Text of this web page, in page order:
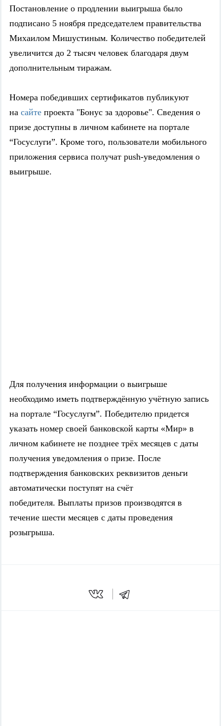
Постановление о продлении выигрыша было
подписано 5 ноября председателем правительства
Михаилом Мишустиным. Количество победителей
увеличится до 2 тысяч человек благодаря двум
дополнительным тиражам.
Номера победивших сертификатов публикуют
на сайте проекта "Бонус за здоровье". Сведения о
призе доступны в личном кабинете на портале
“Госуслуги”. Кроме того, пользователи мобильного
приложения сервиса получат push-уведомления о
выигрыше.
Для получения информации о выигрыше
необходимо иметь подтверждённую учётную запись
на портале “Госуслугм”. Победителю придется
указать номер своей банковской карты «Мир» в
личном кабинете не позднее трёх месяцев с даты
получения уведомления о призе. После
подтверждения банковских реквизитов деньги
автоматически поступят на счёт
победителя. Выплаты призов производятся в
течение шести месяцев с даты проведения
розыгрыша.